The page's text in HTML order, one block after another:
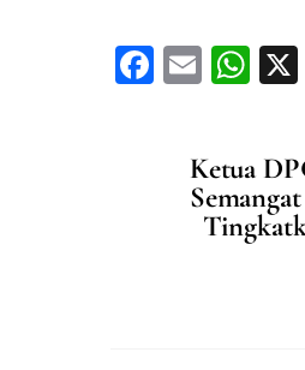
F
E
l
W
s
A
p
Ketua